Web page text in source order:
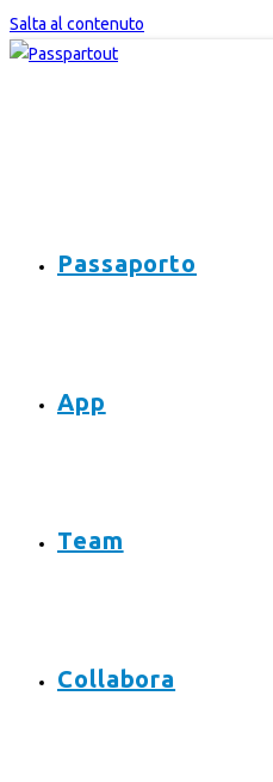
Salta al contenuto
Passaporto
App
Team
Collabora